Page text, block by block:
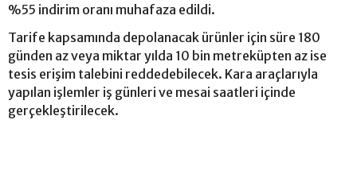
%55 indirim oranı muhafaza edildi.
Tarife kapsamında depolanacak ürünler için süre 180
günden az veya miktar yılda 10 bin metreküpten az ise
tesis erişim talebini reddedebilecek. Kara araçlarıyla
yapılan işlemler iş günleri ve mesai saatleri içinde
gerçekleştirilecek.